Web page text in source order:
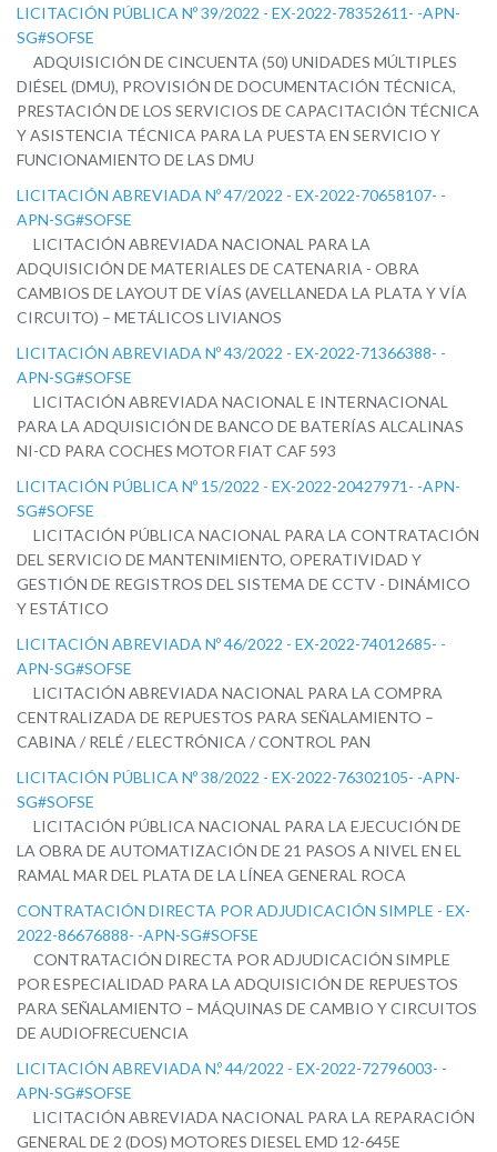
LICITACIÓN PÚBLICA Nº 39/2022 - EX-2022-78352611- -APN-
SG#SOFSE
ADQUISICIÓN DE CINCUENTA (50) UNIDADES MÚLTIPLES
DIÉSEL (DMU), PROVISIÓN DE DOCUMENTACIÓN TÉCNICA,
PRESTACIÓN DE LOS SERVICIOS DE CAPACITACIÓN TÉCNICA
Y ASISTENCIA TÉCNICA PARA LA PUESTA EN SERVICIO Y
FUNCIONAMIENTO DE LAS DMU
LICITACIÓN ABREVIADA Nº 47/2022 - EX-2022-70658107- -
APN-SG#SOFSE
LICITACIÓN ABREVIADA NACIONAL PARA LA
ADQUISICIÓN DE MATERIALES DE CATENARIA - OBRA
CAMBIOS DE LAYOUT DE VÍAS (AVELLANEDA LA PLATA Y VÍA
CIRCUITO) – METÁLICOS LIVIANOS
LICITACIÓN ABREVIADA Nº 43/2022 - EX-2022-71366388- -
APN-SG#SOFSE
LICITACIÓN ABREVIADA NACIONAL E INTERNACIONAL
PARA LA ADQUISICIÓN DE BANCO DE BATERÍAS ALCALINAS
NI-CD PARA COCHES MOTOR FIAT CAF 593
LICITACIÓN PÚBLICA Nº 15/2022 - EX-2022-20427971- -APN-
SG#SOFSE
LICITACIÓN PÚBLICA NACIONAL PARA LA CONTRATACIÓN
DEL SERVICIO DE MANTENIMIENTO, OPERATIVIDAD Y
GESTIÓN DE REGISTROS DEL SISTEMA DE CCTV - DINÁMICO
Y ESTÁTICO
LICITACIÓN ABREVIADA Nº 46/2022 - EX-2022-74012685- -
APN-SG#SOFSE
LICITACIÓN ABREVIADA NACIONAL PARA LA COMPRA
CENTRALIZADA DE REPUESTOS PARA SEÑALAMIENTO –
CABINA / RELÉ / ELECTRÓNICA / CONTROL PAN
LICITACIÓN PÚBLICA Nº 38/2022 - EX-2022-76302105- -APN-
SG#SOFSE
LICITACIÓN PÚBLICA NACIONAL PARA LA EJECUCIÓN DE
LA OBRA DE AUTOMATIZACIÓN DE 21 PASOS A NIVEL EN EL
RAMAL MAR DEL PLATA DE LA LÍNEA GENERAL ROCA
CONTRATACIÓN DIRECTA POR ADJUDICACIÓN SIMPLE - EX-
2022-86676888- -APN-SG#SOFSE
CONTRATACIÓN DIRECTA POR ADJUDICACIÓN SIMPLE
POR ESPECIALIDAD PARA LA ADQUISICIÓN DE REPUESTOS
PARA SEÑALAMIENTO – MÁQUINAS DE CAMBIO Y CIRCUITOS
DE AUDIOFRECUENCIA
LICITACIÓN ABREVIADA N.º 44/2022 - EX-2022-72796003- -
APN-SG#SOFSE
LICITACIÓN ABREVIADA NACIONAL PARA LA REPARACIÓN
GENERAL DE 2 (DOS) MOTORES DIESEL EMD 12-645E